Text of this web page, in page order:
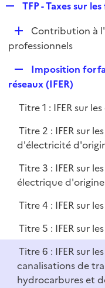
p
l
r
TFP - Taxes sur
D
é
i
e
r
Contribution à
professionnels
e
l
i
e
Imposition
réseaux (IFER)
Titre 1 : IFER sur
Titre 2 : IFER sur
d'électricité
Titre 3 : IFER sur
électrique
Titre 4 : IFER sur
Titre 5 : IFER sur
Titre 6 : IFER sur
canalisations de
hydrocarbures et